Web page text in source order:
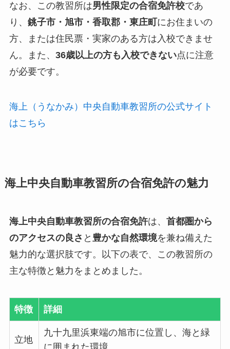
なお、この教習所は男性限定の合宿免許校であ
り、 銚子市・旭市・香取郡・東庄町 にお住まいの
方、または住民票・実家のある方は入校できませ
ん。また、 36歳以上の方も入校できない点に注意
が必要です。
海上（うなかみ）中央自動車教習所の公式サイト
はこちら
海上中央自動車教習所の合宿免許の魅力
海上中央自動車教習所の合宿免許は、 首都圏から
のアクセスの良さ と 豊かな自然環境を兼ね備えた
魅力的な選択肢です。以下の表で、この教習所の
主な特徴と魅力をまとめました。
特徴 詳細
立地
九十九里浜東端の旭市に位置し、海と緑
に囲まれた環境